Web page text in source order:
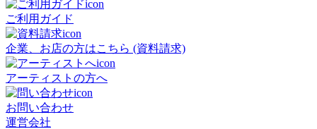
ご利用ガイド
企業、お店の方はこちら (資料請求)
アーティストの方へ
お問い合わせ
運営会社